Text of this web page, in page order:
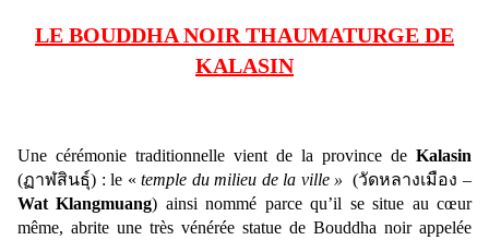
LE BOUDDHA NOIR THAUMATURGE DE
KALASIN
Une cérémonie traditionnelle vient de la province de Kalasin
(ฏาฬสินธุ์) : le «temple du milieu de la ville » (วัดหลางเมือง–
Wat Klangmuang) ainsi nommé parce qu’il se situe au cœur
même, abrite une très vénérée statue de Bouddha noir appelée